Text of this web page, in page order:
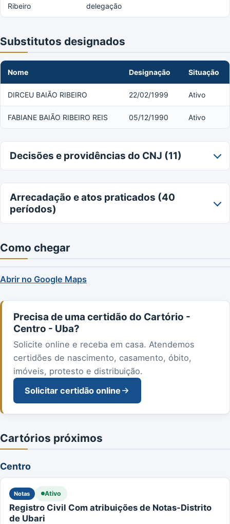
Ribeiro
delegação
Substitutos designados
Nome Designação Situação
DIRCEU BAIÃO RIBEIRO 22/02/1999 Ativo
FABIANE BAIÃO RIBEIRO REIS 05/12/1990 Ativo
Decisões e providências do CNJ (11)
Arrecadação e atos praticados (40
períodos)
Como chegar
Abrir no Google Maps
Precisa de uma certidão do Cartório -
Centro - Uba?
Solicite online e receba em casa. Atendemos
certidões de nascimento, casamento, óbito,
imóveis, protesto e distribuição.
Solicitar certidão online
Cartórios próximos
Centro
Notas Ativo
Registro Civil Com atribuições de Notas-Distrito
de Ubari